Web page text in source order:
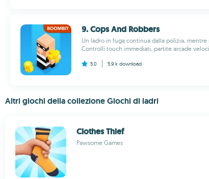
9. Cops And Robbers
Un ladro in fuga continua dalla polizia,
Controlli touch immediati, partite arcade
5.0 5.9 k download
Altri giochi della collezione Giochi di ladri
Clothes Thief
Pawsome Games